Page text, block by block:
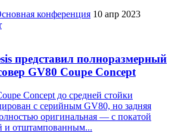
конференция 10 апр 2023
представил полноразмерный
GV80 Coupe Concept
Concept до средней стойки
с серийным GV80, но задняя
оригинальная — с покатой
и отштампованным...